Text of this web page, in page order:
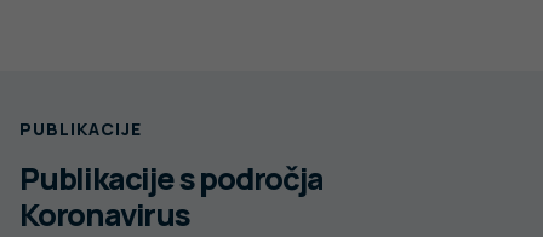
PUBLIKACIJE
Publikacije s področja
Koronavirus